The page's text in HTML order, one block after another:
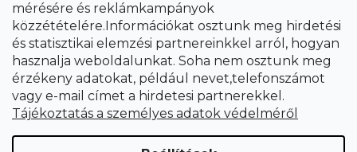
mérésére és reklámkampányok
közzétételére.Információkat osztunk meg hirdetési
és statisztikai elemzési partnereinkkel arról, hogyan
hasznalja weboldalunkat. Soha nem osztunk meg
érzékeny adatokat, például nevet,telefonszámot
vagy e-mail címet a hirdetesi partnerekkel.
Tájékoztatás a személyes adatok védelméről
Shoptet Premium készítette